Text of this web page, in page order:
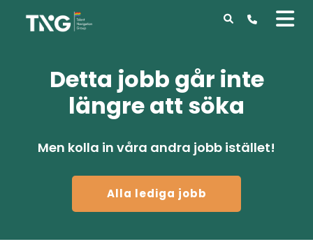
Detta jobb går inte
längre att söka
Men kolla in våra andra jobb istället!
Alla lediga jobb